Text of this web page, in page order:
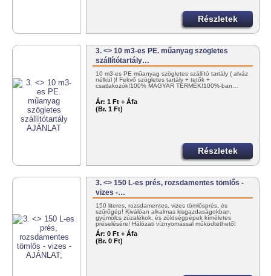
Részletek
3. <> 10 m3-es PE. műanyag szögletes
szállítótartály…
10 m3-es PE műanyag szögletes szállító tartály ( alváz
nélkül )! Fekvő szögletes tartály + tetők +
csatlakozók!100% MAGYAR TERMÉK!100%-ban…
Ár: 1 Ft + Áfa
(Br. 1 Ft)
Részletek
3. <> 150 L-es prés, rozsdamentes tömlős -
vizes -…
150 literes, rozsdamentes, vizes tömlősprés, és
szűrőgép! Kiválóan alkalmas kisgazdaságokban,
gyümölcs zúzalékok, és zöldségpépek kíméletes
préselésére! Hálózati víznyomással működtethető!
30/383-4000
Ár: 0 Ft + Áfa
(Br. 0 Ft)